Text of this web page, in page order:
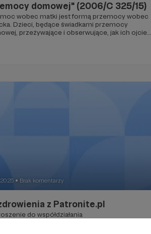
domowej" (2006/C 325/15)
wobec matki jest formą przemocy wobec
Dzieci, będące świadkami przemocy
przeżywające i obserwujące, jak ich ojciec,
● Brak komentarzy
z Patronite.pl
do współdziałania